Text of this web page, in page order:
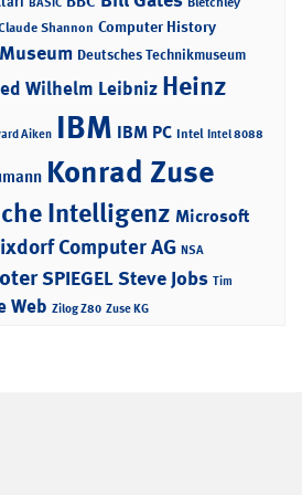
Shannon Computer History
Deutsches Technikmuseum
Wilhelm Leibniz Heinz
Aiken IBM IBM PC Intel Intel 8088
Konrad Zuse
Intelligenz Microsoft
Computer AG NSA
SPIEGELSteve Jobs Tim
Web Zilog Z80 Zuse KG